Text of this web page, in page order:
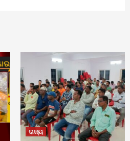
ରାଜ୍ୟ